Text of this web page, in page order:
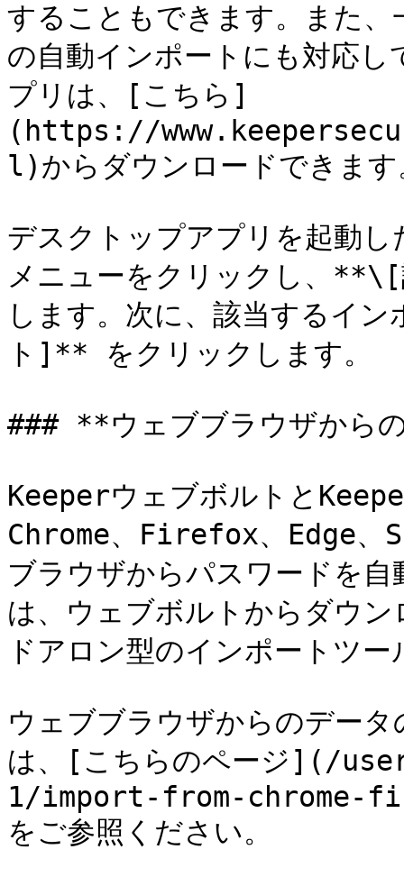
することもできます。また
の自動インポートにも対応
プリは、[こちら]
(https://
l)からダウンロードできます
デスクトップアプリを起動
メニューをクリックし、
します。次に、該当するイ
ト]** をクリックします。
### **ウェブブラウザから
Keeperウェブボルトと
Chrome、Firefox、Edge、
ブラウザからパスワードを
は、ウェブボルトからダウ
ドアロン型のインポートツ
ウェブブラウザからのデー
は、[こちらのページ](/
1/import-from-chrome-
をご参照ください。